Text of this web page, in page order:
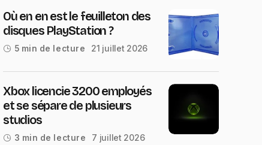
Où en en est le feuilleton des
disques PlayStation ?
5 min de lecture 21 juillet 2026
Xbox licencie 3200 employés
et se sépare de plusieurs
studios
3 min de lecture 7 juillet 2026